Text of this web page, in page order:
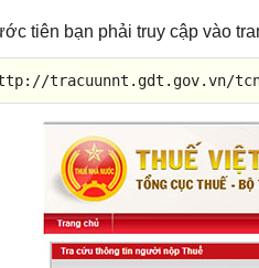
tiên bạn phải truy cập vào
tracuunnt.gdt.gov.vn/